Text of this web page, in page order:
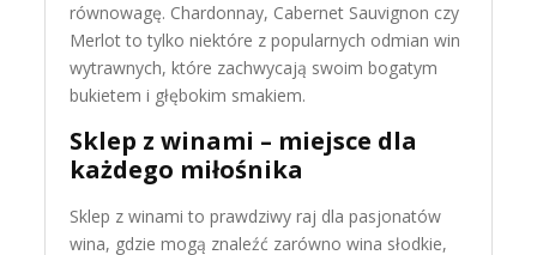
równowagę. Chardonnay, Cabernet Sauvignon czy
Merlot to tylko niektóre z popularnych odmian win
wytrawnych, które zachwycają swoim bogatym
bukietem i głębokim smakiem.
Sklep z winami – miejsce dla
każdego miłośnika
Sklep z winami to prawdziwy raj dla pasjonatów
wina, gdzie mogą znaleźć zarówno wina słodkie,